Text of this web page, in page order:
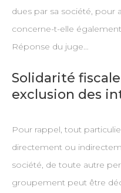
dues par sa société, pour
concerne-t-elle
Réponse du juge…
Solidarité
exclusion des
Pour rappel, tout
directement ou
société, de toute autre
groupement peut être